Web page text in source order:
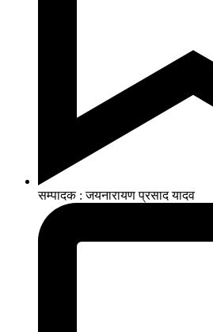
सम्पादक : जयनारायण प्रसाद यादव